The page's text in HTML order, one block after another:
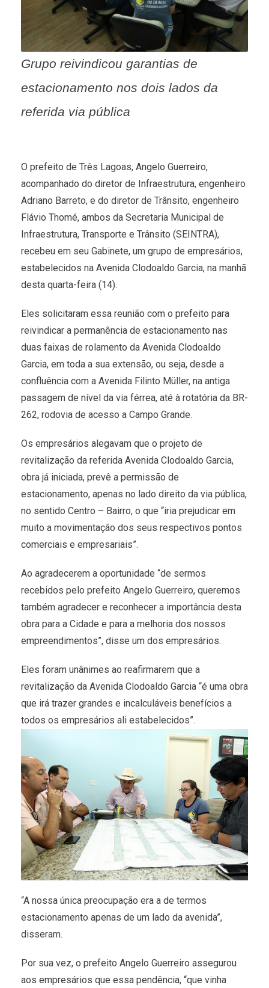
Grupo reivindicou garantias de
estacionamento nos dois lados da
referida via pública
O prefeito de Três Lagoas, Angelo Guerreiro,
acompanhado do diretor de Infraestrutura, engenheiro
Adriano Barreto, e do diretor de Trânsito, engenheiro
Flávio Thomé, ambos da Secretaria Municipal de
Infraestrutura, Transporte e Trânsito (SEINTRA),
recebeu em seu Gabinete, um grupo de empresários,
estabelecidos na Avenida Clodoaldo Garcia, na manhã
desta quarta-feira (14).
Eles solicitaram essa reunião com o prefeito para
reivindicar a permanência de estacionamento nas
duas faixas de rolamento da Avenida Clodoaldo
Garcia, em toda a sua extensão, ou seja, desde a
confluência com a Avenida Filinto Müller, na antiga
passagem de nível da via férrea, até à rotatória da BR-
262, rodovia de acesso a Campo Grande.
Os empresários alegavam que o projeto de
revitalização da referida Avenida Clodoaldo Garcia,
obra já iniciada, prevê a permissão de
estacionamento, apenas no lado direito da via pública,
no sentido Centro – Bairro, o que “iria prejudicar em
muito a movimentação dos seus respectivos pontos
comerciais e empresariais”.
Ao agradecerem a oportunidade “de sermos
recebidos pelo prefeito Angelo Guerreiro, queremos
também agradecer e reconhecer a importância desta
obra para a Cidade e para a melhoria dos nossos
empreendimentos”, disse um dos empresários.
Eles foram unânimes ao reafirmarem que a
revitalização da Avenida Clodoaldo Garcia “é uma obra
que irá trazer grandes e incalculáveis benefícios a
todos os empresários ali estabelecidos”.
“A nossa única preocupação era a de termos
estacionamento apenas de um lado da avenida”,
disseram.
Por sua vez, o prefeito Angelo Guerreiro assegurou
aos empresários que essa pendência, “que vinha